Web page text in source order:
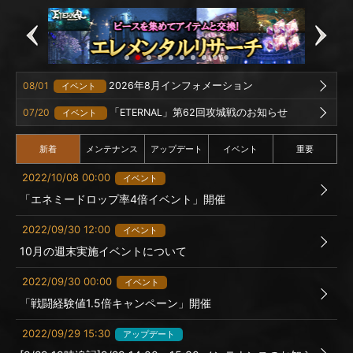
08/01 イベント 2026年8月インフォメーション
07/20 イベント 「ETERNAL」第62回攻城戦のお知らせ
新着 メンテナンス アップデート イベント 重要
2022/10/08 00:00 イベント
「エネミードロップ率4倍イベント」開催
2022/09/30 12:00 イベント
10月の週末実施イベントについて
2022/09/30 00:00 イベント
「戦闘経験値1.5倍キャンペーン」開催
2022/09/29 15:30 アップデート